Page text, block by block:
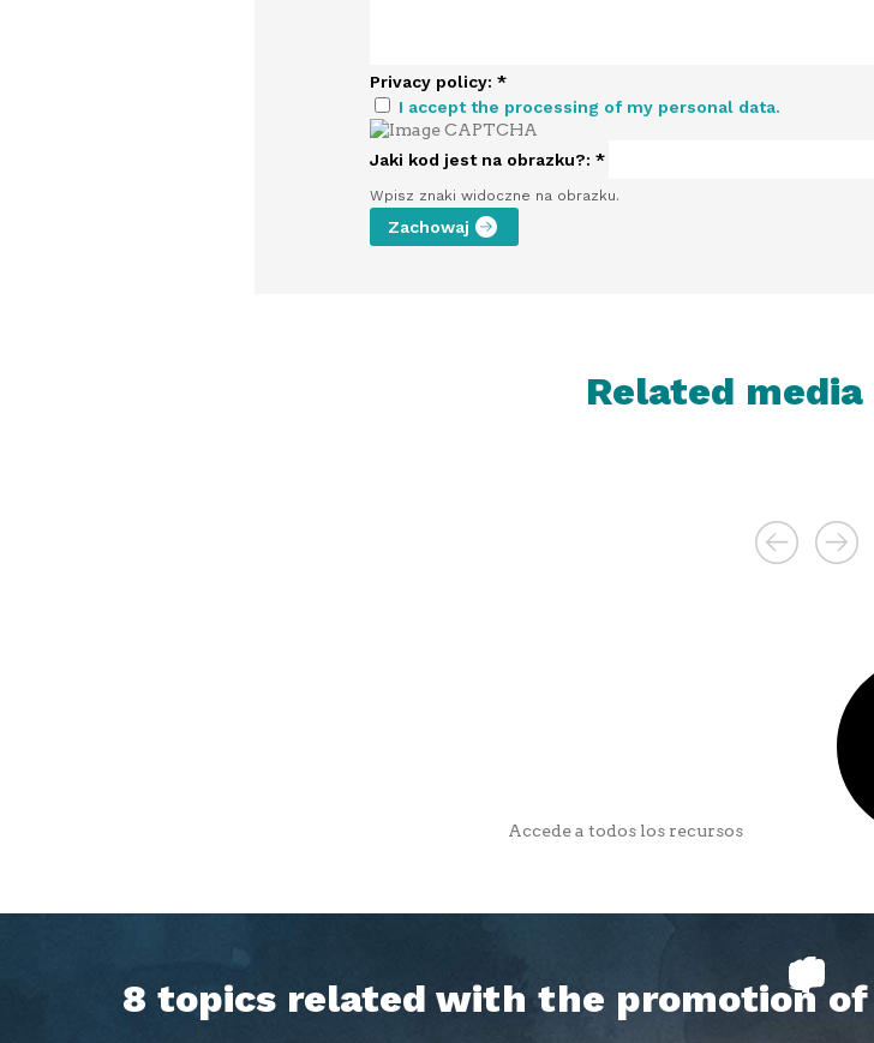
Privacy policy: *
I accept the processing of my personal data.
Jaki kod jest na obrazku?: *
Wpisz znaki widoczne na obrazku.
Related
Accede a todos los recursos
8 topics related with the promotion